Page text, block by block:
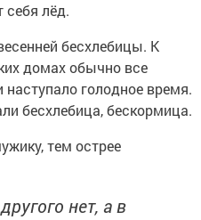
себя лёд.
бесхлебицы. К
домах обычно все
голодное время.
бесхлебица, бескормица.
тем острее
нет, а в